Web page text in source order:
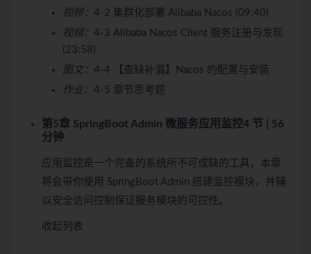
视频： 4-2 集群化部署 Alibaba Nacos (09:40)
视频： 4-3 Alibaba Nacos Client 服务注册与发现
(23:58)
图文： 4-4 【查缺补漏】Nacos 的配置与安装
作业： 4-5 章节思考题
第5章 SpringBoot Admin 微服务应用监控4 节 | 56
分钟
应用监控是一个完备的系统所不可或缺的工具，本章
将会带你使用 SpringBoot Admin 搭建监控模块，并辅
以安全访问控制保证服务模块的可控性。
收起列表